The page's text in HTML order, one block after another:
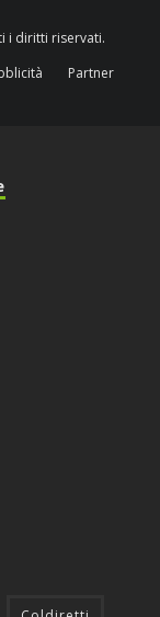
i diritti riservati.
Partner